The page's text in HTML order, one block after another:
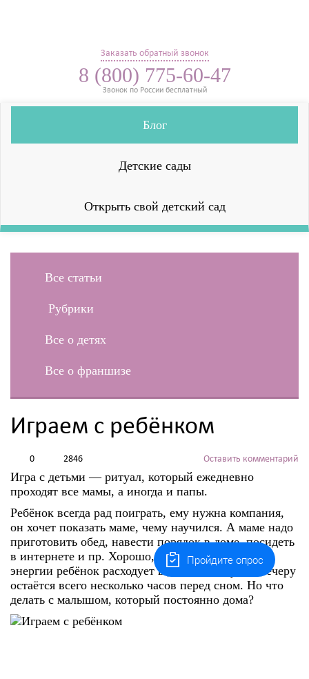
Заказать обратный звонок
8 (800) 775-60-47
Звонок по России бесплатный
Блог
Детские сады
Открыть свой детский сад
Все статьи
Рубрики
Все о детях
Все о франшизе
Играем с ребёнком
Оставить комментарий
0 2846
Игра с детьми — ритуал, который ежедневно
проходят все мамы, а иногда и папы.
Ребёнок всегда рад поиграть, ему нужна компания,
он хочет показать маме, чему научился. А маме надо
приготовить обед, навести порядок в доме, посидеть
в интернете и пр. Хорошо, когда большую часть
энергии ребёнок расходует в детском саду и к вечеру
остаётся всего несколько часов перед сном. Но что
делать с малышом, который постоянно дома?
Пройдите опрос